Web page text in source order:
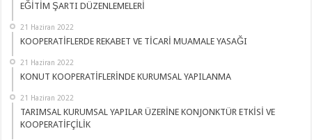
EĞİTİM ŞARTI DÜZENLEMELERİ
21 Haziran 2022
KOOPERATİFLERDE REKABET VE TİCARİ MUAMALE YASAĞI
21 Haziran 2022
KONUT KOOPERATİFLERİNDE KURUMSAL YAPILANMA
21 Haziran 2022
TARIMSAL KURUMSAL YAPILAR ÜZERİNE KONJONKTÜR ETKİSİ VE
KOOPERATİFÇİLİK